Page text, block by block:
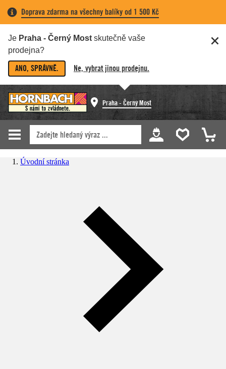
Doprava zdarma na všechny balíky od 1 500 Kč
Je Praha - Černý Most skutečně vaše
prodejna?
ANO, SPRÁVNĚ. Ne, vybrat jinou prodejnu.
Praha - Černý Most
Úvodní stránka